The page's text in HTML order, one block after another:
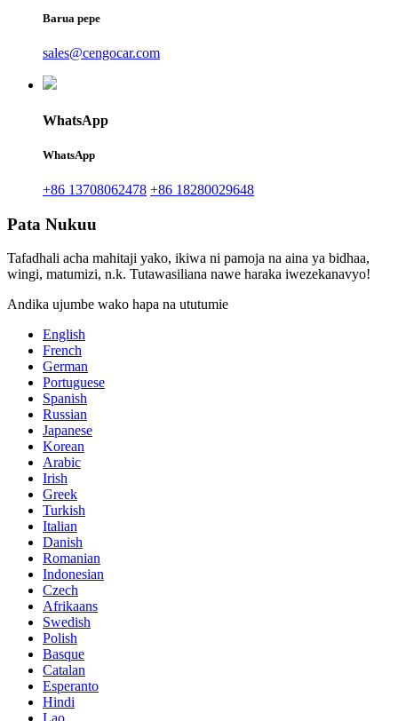
Barua pepe
sales@cengocar.com
WhatsApp
WhatsApp
+86 13708062478 +86 18280029648
Pata Nukuu
Tafadhali acha mahitaji yako, ikiwa ni pamoja na aina ya bidhaa,
wingi, matumizi, n.k. Tutawasiliana nawe haraka iwezekanavyo!
Andika ujumbe wako hapa na ututumie
English
French
German
Portuguese
Spanish
Russian
Japanese
Korean
Arabic
Irish
Greek
Turkish
Italian
Danish
Romanian
Indonesian
Czech
Afrikaans
Swedish
Polish
Basque
Catalan
Esperanto
Hindi